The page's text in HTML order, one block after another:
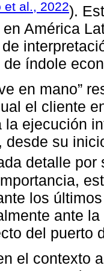
et al., 2022).
América
índole
en mano”
el cliente
la ejecución
desde su
detalle por
los
ante
del puerto
el contexto